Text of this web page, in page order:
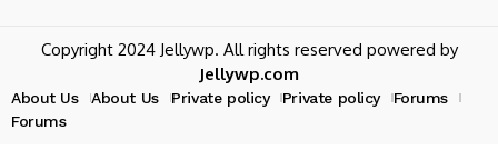
Copyright 2024 Jellywp. All rights reserved powered by
Jellywp.com
About Us About Us Private policy Private policy
Forums
Forums